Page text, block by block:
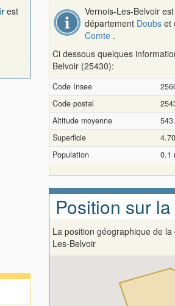
est
Vernois-Les-Belvoir
département Doubs et
Comte .
Ci dessous quelques
Belvoir (25430):
Code Insee
Code postal
Altitude moyenne
Superficie
Population
0.1
Position sur
La position géographique de
Les-Belvoir